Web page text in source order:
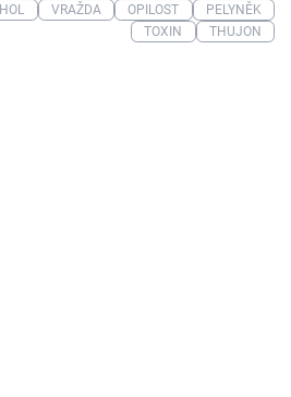
VRAŽDA OPILOST
PELYNĚK
TOXIN
THUJON